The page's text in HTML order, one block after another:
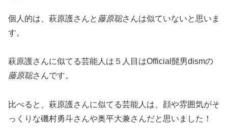
個人的は、萩原護さんと 藤原聡さんは似ていないと思いま
す。
萩原護さんに似てる芸能人は５人目はOfficial髭男dismの
藤原聡さんです。
比べると、萩原護さんに似てる芸能人は、顔や雰囲気がそ
っくりな磯村勇斗さんや奥平大兼さんだと思いました！